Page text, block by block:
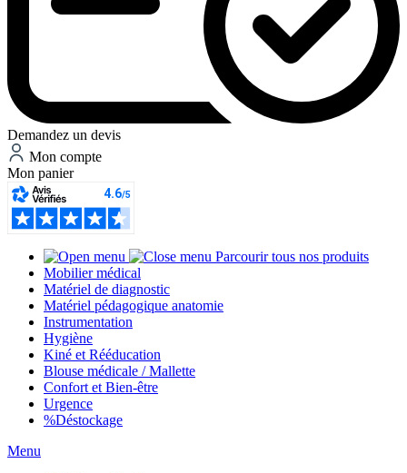
Demandez un devis
Mon compte
Mon panier
Parcourir tous nos produits
Mobilier médical
Matériel de diagnostic
Matériel pédagogique anatomie
Instrumentation
Hygiène
Kiné et Rééducation
Blouse médicale / Mallette
Confort et Bien-être
Urgence
%Déstockage
Menu